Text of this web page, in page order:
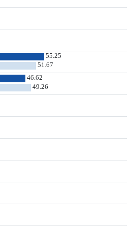
55.25
51.67
46.62
49.26